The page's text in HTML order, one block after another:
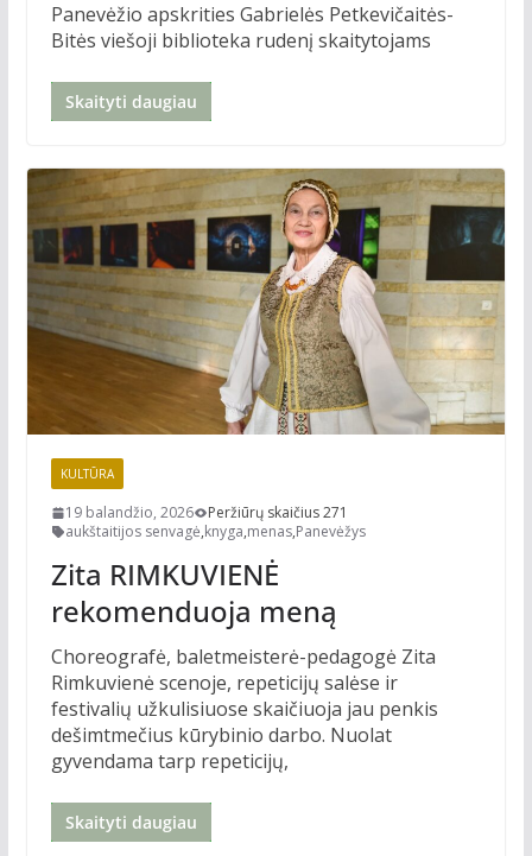
Panevėžio apskrities Gabrielės Petkevičaitės-
Bitės viešoji biblioteka rudenį skaitytojams
Skaityti daugiau
KULTŪRA
19 balandžio, 2026
Peržiūrų skaičius 271
aukštaitijos senvagė,knyga,menas,Panevėžys
Zita RIMKUVIENĖ
rekomenduoja meną
Choreografė, baletmeisterė-pedagogė Zita
Rimkuvienė scenoje, repeticijų salėse ir
festivalių užkulisiuose skaičiuoja jau penkis
dešimtmečius kūrybinio darbo. Nuolat
gyvendama tarp repeticijų,
Skaityti daugiau